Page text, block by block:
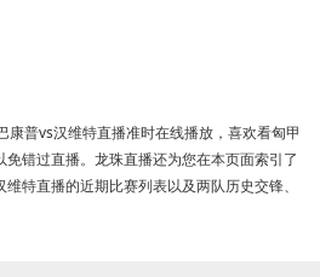
普vs汉维特直播准时在线播放，喜欢看匈甲
错过直播。龙珠直播还为您在本页面索引了
特直播的近期比赛列表以及两队历史交锋、